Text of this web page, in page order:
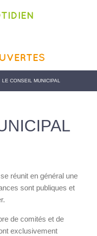
LE CONSEIL MUNICIPAL
réunit en général une
sont publiques et
de comités et de
exclusivement